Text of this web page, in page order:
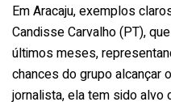
Em Aracaju, exemplos
Candisse Carvalho (PT),
últimos meses,
chances do grupo alcançar
jornalista, ela tem sido